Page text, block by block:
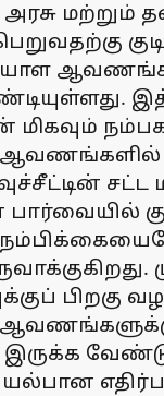
மற்றும்
மிகவும்
சட்ட
பிறகு